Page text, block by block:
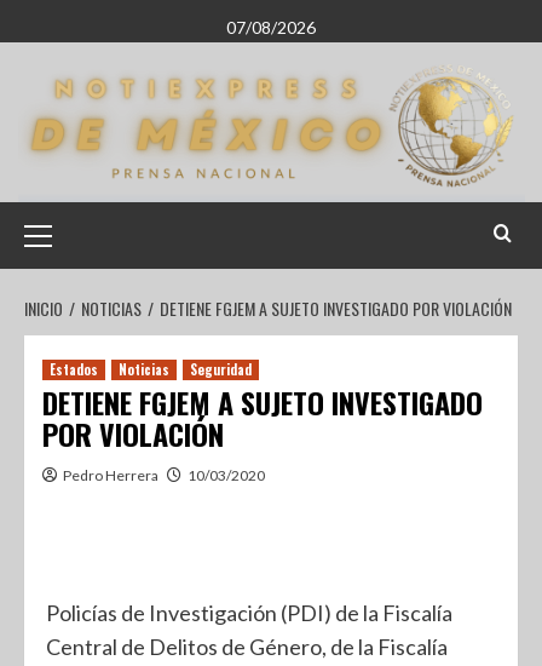
07/08/2026
INICIO NOTICIAS DETIENE FGJEM A SUJETO INVESTIGADO POR VIOLACIÓN
Estados Noticias Seguridad
DETIENE FGJEM A SUJETO INVESTIGADO
POR VIOLACIÓN
Pedro Herrera 10/03/2020
Policías de Investigación (PDI) de la Fiscalía
Central de Delitos de Género, de la Fiscalía